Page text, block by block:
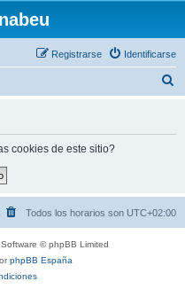
Identificarse
Registrarse
cookies de este sitio?
Todos los horarios son UTC+02:00
© phpBB Limited
phpBB España